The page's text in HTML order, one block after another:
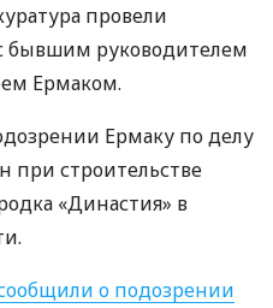
провели
бывшим руководителем
Ермаком.
Ермаку по делу
при строительстве
«Династия» в
о подозрении